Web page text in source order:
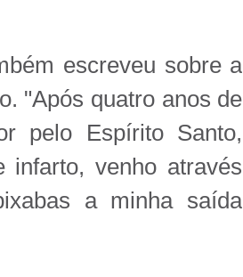
escreveu sobre a
"Após quatro anos de
pelo Espírito Santo,
infarto, venho através
a minha saída